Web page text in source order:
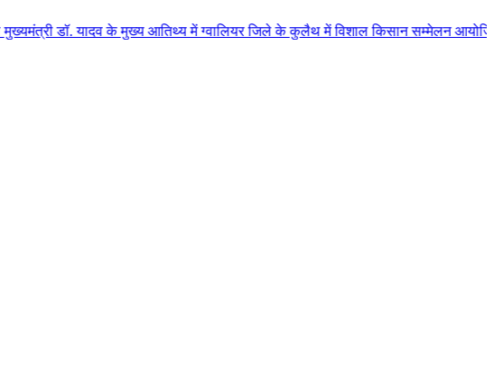
मुख्य आतिथ्य में ग्वालियर जिले के कुलैथ में विशाल किसान सम्मेलन आयोजित लगभग 87.21